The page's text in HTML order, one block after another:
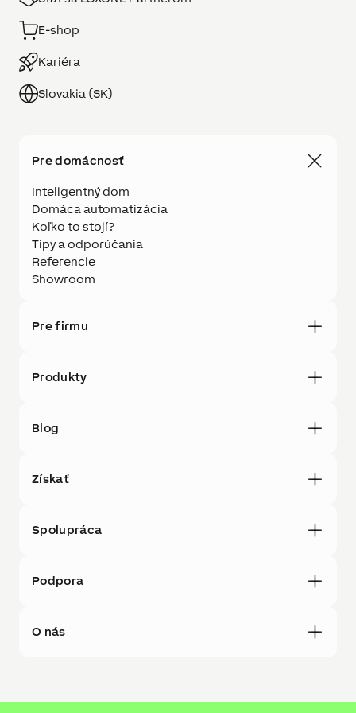
E-shop
Kariéra
Slovakia (SK)
Pre domácnosť
Inteligentný dom
Domáca automatizácia
Koľko to stojí?
Tipy a odporúčania
Referencie
Showroom
Pre firmu
Produkty
Blog
Získať
Spolupráca
Podpora
O nás